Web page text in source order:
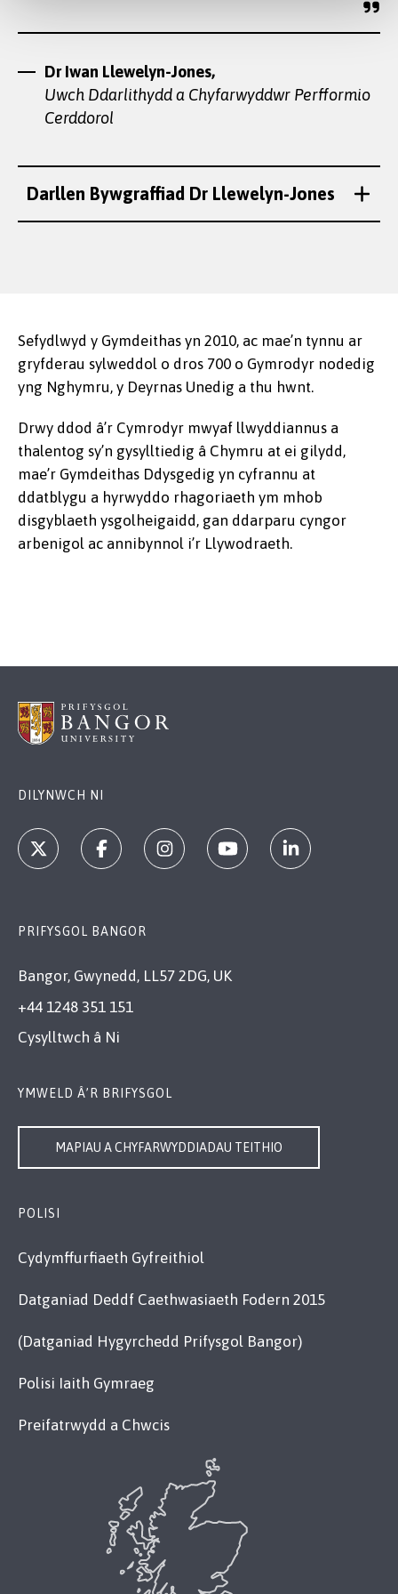
Dr Iwan Llewelyn-Jones
Dr Iwan Llewelyn-Jones,
Uwch Ddarlithydd a Chyfarwyddwr Perfformio
Cerddorol
Darllen Bywgraffiad Dr Llewelyn-Jones
Sefydlwyd y Gymdeithas yn 2010, ac mae’n tynnu ar
gryfderau sylweddol o dros 700 o Gymrodyr nodedig
yng Nghymru, y Deyrnas Unedig a thu hwnt.
Drwy ddod â’r Cymrodyr mwyaf llwyddiannus a
thalentog sy’n gysylltiedig â Chymru at ei gilydd,
mae’r Gymdeithas Ddysgedig yn cyfrannu at
ddatblygu a hyrwyddo rhagoriaeth ym mhob
disgyblaeth ysgolheigaidd, gan ddarparu cyngor
arbenigol ac annibynnol i’r Llywodraeth.
DILYNWCH NI
PRIFYSGOL BANGOR
Bangor, Gwynedd, LL57 2DG, UK
+44 1248 351 151
Cysylltwch â Ni
YMWELD Â’R BRIFYSGOL
MAPIAU A CHYFARWYDDIADAU TEITHIO
POLISI
Cydymffurfiaeth Gyfreithiol
Datganiad Deddf Caethwasiaeth Fodern 2015
(Datganiad Hygyrchedd Prifysgol Bangor)
Polisi Iaith Gymraeg
Preifatrwydd a Chwcis